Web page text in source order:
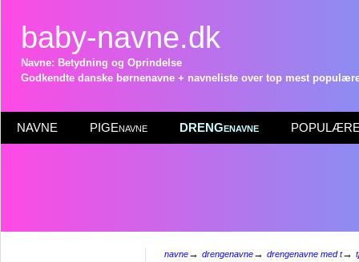
baby-navne.dk
Navne: Betydning og Oprindelse
Godkendte danske børnenavne + navneliste over top mest
NAVNE PIGEnavne DRENGenavne POPULÆRE
navne→ drengenavne→ drengenavne med t→